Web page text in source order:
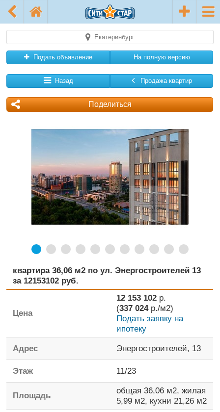
Екатеринбург
Подать объявление На полную версию
Назад Продажа квартир
Поделиться
квартира 36,06 м2 по ул. Энергостроителей 13
за 12153102 руб.
Цена
12 153 102 р.
(337 024р./м2)
Подать заявку на
ипотеку
Адрес
Энергостроителей, 13
Этаж 11/23
Площадь общая 36,06 м2,жилая
5,99 м2, кухни 21,26 м2